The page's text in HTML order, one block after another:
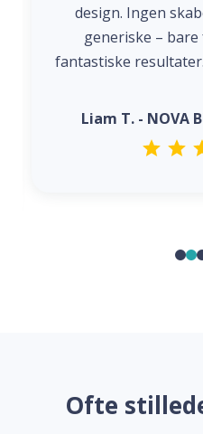
design. Ingen
generiske –
fantastiske
Liam T. - NOVA
Ofte